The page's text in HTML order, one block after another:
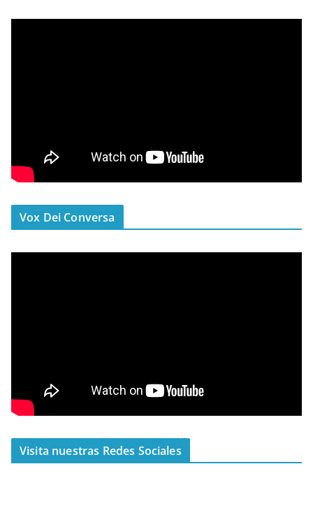
Vox Dei Conversa
Visita nuestras Redes Sociales